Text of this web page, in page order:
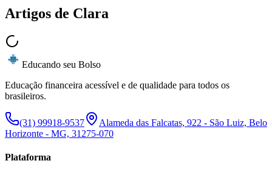
Artigos de Clara
Educando seu Bolso
Educação financeira acessível e de qualidade para todos os
brasileiros.
(31) 99918-9537
Alameda das Falcatas, 922 - São Luiz, Belo
Horizonte - MG, 31275-070
Plataforma